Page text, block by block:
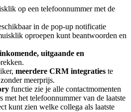
op een telefoonnummer met de
in de pop-up notificatie
oproepen kunt beantwoorden en
inkomende, uitgaande en
meerdere CRM integraties te
meerprijs.
functie zie je alle contactmomenten
met het telefoonnummer van de laatste
kunt zien welke collega als laatste